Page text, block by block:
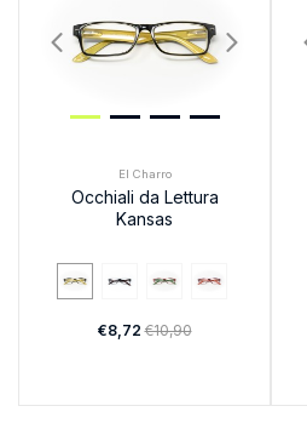
El Charro
Occhiali da Lettura
Kansas
€8,72€10,90